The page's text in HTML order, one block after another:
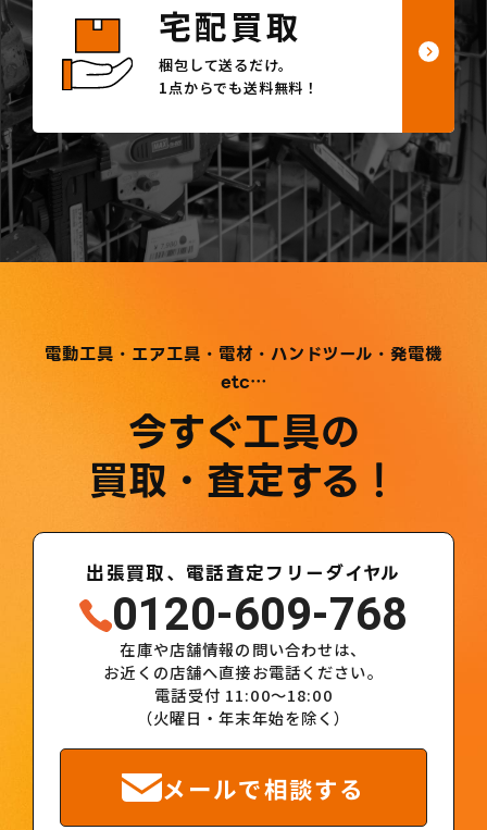
宅配買取
梱包して送るだけ。
1点からでも送料無料！
電動工具・エア工具・電材・ハンドツール・発電機
etc…
今すぐ工具の
買取・査定する！
出張買取、電話査定フリーダイヤル
0120-609-768
在庫や店舗情報の問い合わせは、
お近くの店舗へ直接お電話ください。
電話受付 11:00～18:00
（火曜日・年末年始を除く）
メールで相談する